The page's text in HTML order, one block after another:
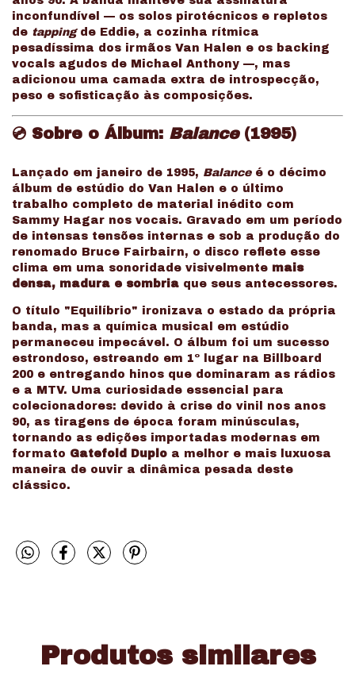
inconfundível — os solos pirotécnicos e repletos
de tappingde Eddie, a cozinha rítmica
pesadíssima dos irmãos Van Halen e os backing
vocals agudos de Michael Anthony —, mas
adicionou uma camada extra de introspecção,
peso e sofisticação às composições.
💿 Sobre o Álbum: Balance(1995)
Lançado em janeiro de 1995, Balanceé o décimo
álbum de estúdio do Van Halen e o último
trabalho completo de material inédito com
Sammy Hagar nos vocais. Gravado em um período
de intensas tensões internas e sob a produção do
renomado Bruce Fairbairn, o disco reflete esse
clima em uma sonoridade visivelmente mais
densa, madura e sombria que seus antecessores.
O título "Equilíbrio" ironizava o estado da própria
banda, mas a química musical em estúdio
permaneceu impecável. O álbum foi um sucesso
estrondoso, estreando em 1º lugar na Billboard
200 e entregando hinos que dominaram as rádios
e a MTV. Uma curiosidade essencial para
colecionadores: devido à crise do vinil nos anos
90, as tiragens de época foram minúsculas,
tornando as edições importadas modernas em
formato Gatefold Duplo a melhor e mais luxuosa
maneira de ouvir a dinâmica pesada deste
clássico.
Produtos similares